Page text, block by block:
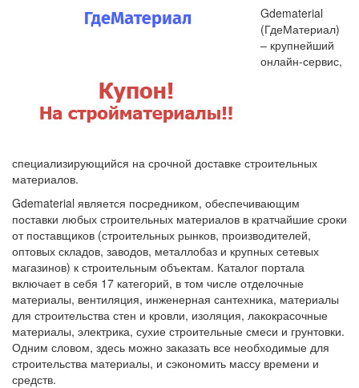
Gdematerial
(ГдеМатериал)
– крупнейший
онлайн-сервис,
специализирующийся на срочной доставке строительных
материалов.
Gdematerial является посредником, обеспечивающим
поставки любых строительных материалов в кратчайшие сроки
от поставщиков (строительных рынков, производителей,
оптовых складов, заводов, металлобаз и крупных сетевых
магазинов) к строительным объектам. Каталог портала
включает в себя 17 категорий, в том числе отделочные
материалы, вентиляция, инженерная сантехника, материалы
для строительства стен и кровли, изоляция, лакокрасочные
материалы, электрика, сухие строительные смеси и грунтовки.
Одним словом, здесь можно заказать все необходимые для
строительства материалы, и сэкономить массу времени и
средств.